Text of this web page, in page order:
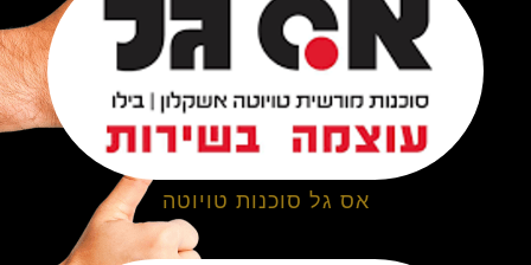
אס גל סוכנות טויוטה